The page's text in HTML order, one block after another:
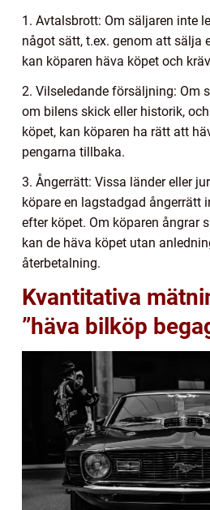
1. Avtalsbrott: Om säljaren inte
något sätt, t.ex. genom att sälja
kan köparen häva köpet och
2. Vilseledande försäljning: Om
om bilens skick eller historik,
köpet, kan köparen ha rätt att
pengarna tillbaka.
3. Ångerrätt: Vissa länder eller
köpare en lagstadgad ångerrätt
efter köpet. Om köparen ångrar
kan de häva köpet utan
återbetalning.
Kvantitativa
”häva bilköp